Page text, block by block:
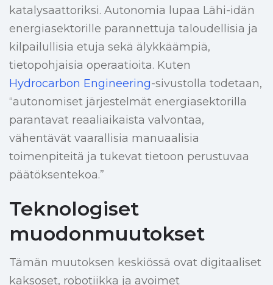
katalysaattoriksi. Autonomia lupaa Lähi-idän
energiasektorille parannettuja taloudellisia ja
kilpailullisia etuja sekä älykkäämpiä,
tietopohjaisia operaatioita. Kuten
Hydrocarbon Engineering-sivustolla todetaan,
“autonomiset järjestelmät energiasektorilla
parantavat reaaliaikaista valvontaa,
vähentävät vaarallisia manuaalisia
toimenpiteitä ja tukevat tietoon perustuvaa
päätöksentekoa.”
Teknologiset
muodonmuutokset
Tämän muutoksen keskiössä ovat digitaaliset
kaksoset, robotiikka ja avoimet